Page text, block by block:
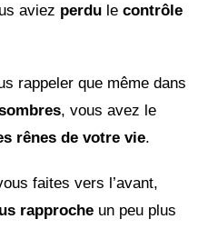
aviez perdu lecontrôle
rappeler que même dans
, vous avez le
rênes de votre vie.
faites vers l’avant,
rapproche un peu plus